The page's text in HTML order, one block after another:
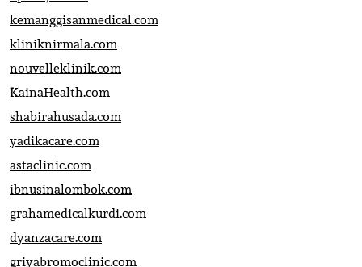
kemanggisanmedical.com
kliniknirmala.com
nouvelleklinik.com
KainaHealth.com
shabirahusada.com
yadikacare.com
astaclinic.com
ibnusinalombok.com
grahamedicalkurdi.com
dyanzacare.com
griyabromoclinic.com